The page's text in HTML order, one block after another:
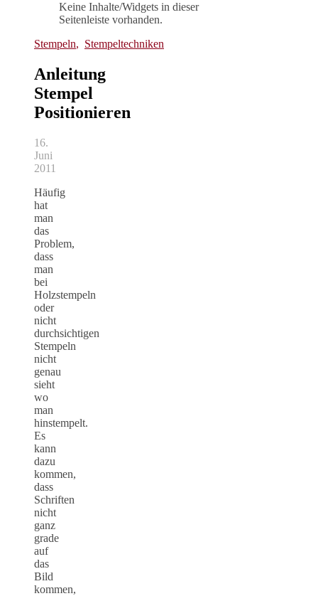
Keine Inhalte/Widgets in dieser
Seitenleiste vorhanden.
Stempeln, Stempeltechniken
Anleitung
Stempel
Positionieren
16.
Juni
2011
Häufig
hat
man
das
Problem,
dass
man
bei
Holzstempeln
oder
nicht
durchsichtigen
Stempeln
nicht
genau
sieht
wo
man
hinstempelt.
Es
kann
dazu
kommen,
dass
Schriften
nicht
ganz
grade
auf
das
Bild
kommen,